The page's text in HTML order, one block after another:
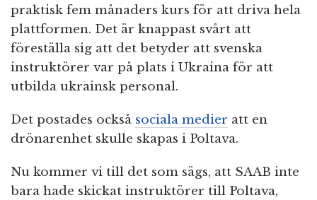
praktisk fem månaders kurs för att driva hela
plattformen. Det är knappast svårt att
föreställa sig att det betyder att svenska
instruktörer var på plats i Ukraina för att
utbilda ukrainsk personal.
Det postades också sociala medier att en
drönarenhet skulle skapas i Poltava.
Nu kommer vi till det som sägs, att SAAB inte
bara hade skickat instruktörer till Poltava,